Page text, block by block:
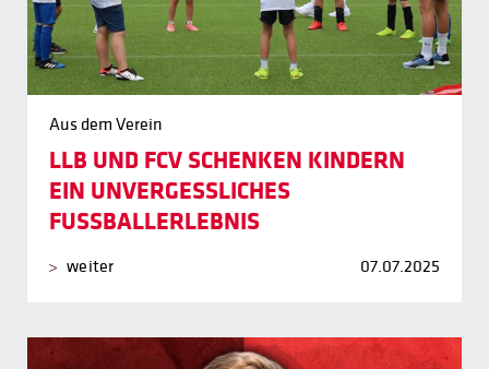
Aus dem Verein
LLB UND FCV SCHENKEN KINDERN
EIN UNVERGESSLICHES
FUSSBALLERLEBNIS
weiter 07.07.2025